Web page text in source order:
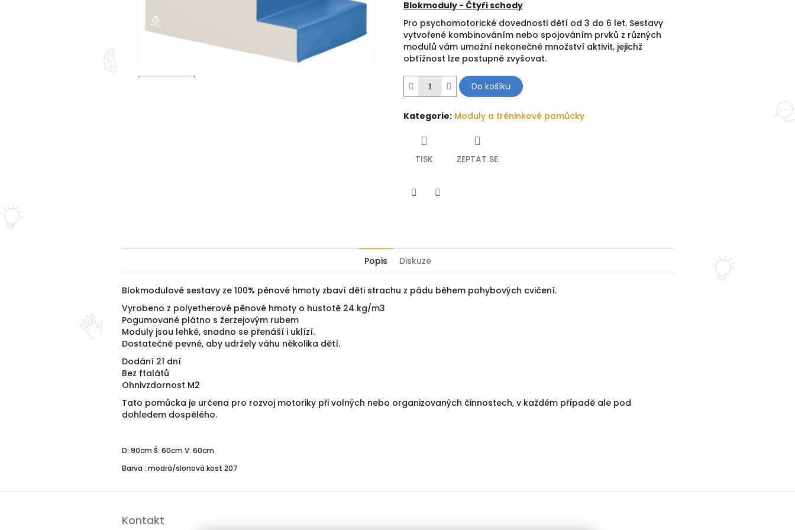
Blokmoduly - Čtyři schody
Pro psychomotorické dovednosti dětí od 3 do 6 let. Sestavy
vytvořené kombinováním nebo spojováním prvků z různých
modulů vám umožní nekonečné množství aktivit, jejichž
obtížnost lze postupně zvyšovat.
Do košíku
Kategorie: Moduly a tréninkové pomůcky
TISK ZEPTAT SE
Popis Diskuze
Blokmodulové sestavy ze 100% pěnové hmoty zbaví děti strachu z pádu během pohybových cvičení.
Vyrobeno z polyetherové pěnové hmoty o hustotě 24 kg/m3
Pogumované plátno s žerzejovým rubem
Moduly jsou lehké, snadno se přenáší i uklízí.
Dostatečně pevné, aby udržely váhu několika dětí.
Dodání 21 dní
Bez ftalátů
Ohnivzdornost M2
Tato pomůcka je určena pro rozvoj motoriky při volných nebo organizovaných činnostech, v každém případě ale pod
dohledem dospělého.
D: 90cm Š: 60cm V: 60cm
Barva : modrá/slonová kost 207
Kontakt